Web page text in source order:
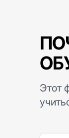
Этот